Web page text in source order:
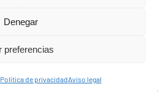
Denegar
preferencias
Política de privacidadAviso legal